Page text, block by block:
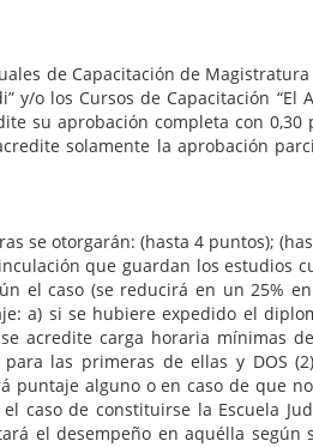
de Magistratura
o los Cursos de Capacitación “El
su aprobación completa con
solamente la aprobación
(hasta 4 puntos); (hasta
que guardan los estudios
el caso (se reducirá en un 25%
a) si se hubiere expedido el
carga horaria mínimas de
las primeras de ellas y DOS
puntaje alguno o en caso de que
de constituirse la Escuela
el desempeño en aquélla